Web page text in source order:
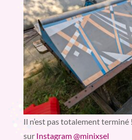
Il n’est pas totalement
sur Instagram @minixsel